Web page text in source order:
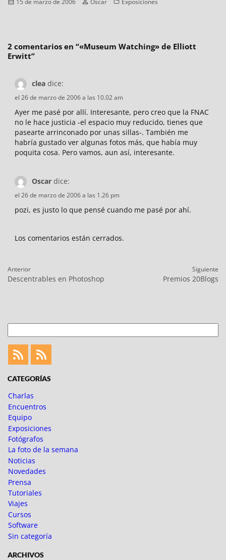
2 comentarios en “«Museum Watching» de Elliott
Erwitt”
clea dice:
el 26 de marzo de 2006 a las 10.02 am
Ayer me pasé por allí. Interesante, pero creo que la FNAC
no le hace justicia -el espacio muy reducido, tienes que
pasearte arrinconado por unas sillas-. También me
habría gustado ver algunas fotos más, que había muy
poquita cosa. Pero vamos, aun así, interesante.
Oscar dice:
el 26 de marzo de 2006 a las 1.26 pm
pozi, es justo lo que pensé cuando me pasé por ahí.
Los comentarios están cerrados.
Navegación
de
Anterior
Entrada
Descentrables en Photoshop
Siguiente
Premios 20Blogs
Feed
Feed
CATEGORÍAS
Charlas
Encuentros
Equipo
Exposiciones
Fotógrafos
La foto de la semana
Noticias
Novedades
Prensa
Tutoriales
Viajes
Cursos
Software
Sin categoría
ARCHIVOS